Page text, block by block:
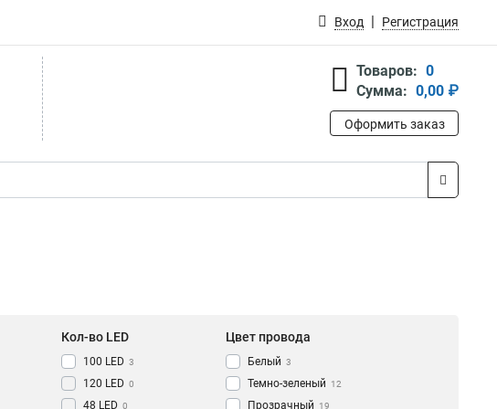
Вход Регистрация
Товаров: 0
Сумма: 0,00 ₽
Оформить заказ
Кол-во LED
100 LED 3
120 LED 0
48 LED 0
Цвет провода
Белый 3
Темно-зеленый 12
Прозрачный 19